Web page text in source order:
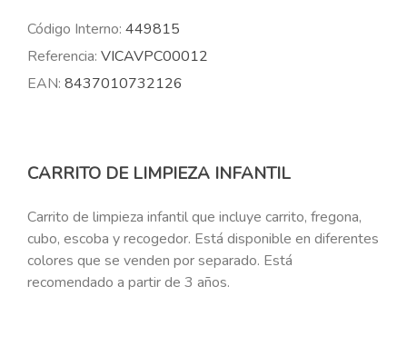
Código Interno: 449815
Referencia: VICAVPC00012
EAN: 8437010732126
CARRITO DE LIMPIEZA INFANTIL
Carrito de limpieza infantil que incluye carrito, fregona,
cubo, escoba y recogedor. Está disponible en diferentes
colores que se venden por separado. Está
recomendado a partir de 3 años.